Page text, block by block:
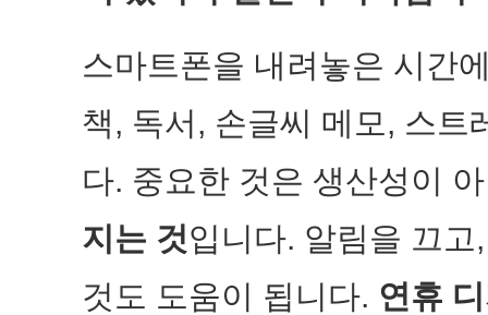
스마트폰을 내려놓은 시간
책, 독서, 손글씨 메모, 스트
다. 중요한 것은 생산성이
지는 것입니다. 알림을 끄
것도 도움이 됩니다. 연휴